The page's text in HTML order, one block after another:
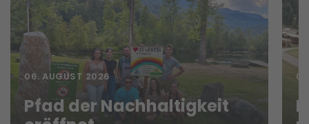
06. AUGUST 2026
Pfad der Nachhaltigkeit